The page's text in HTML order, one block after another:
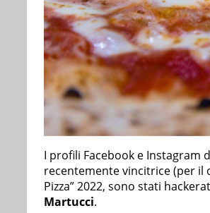
I profili Facebook e Instagram
recentemente vincitrice (per il
Pizza” 2022, sono stati
Martucci.